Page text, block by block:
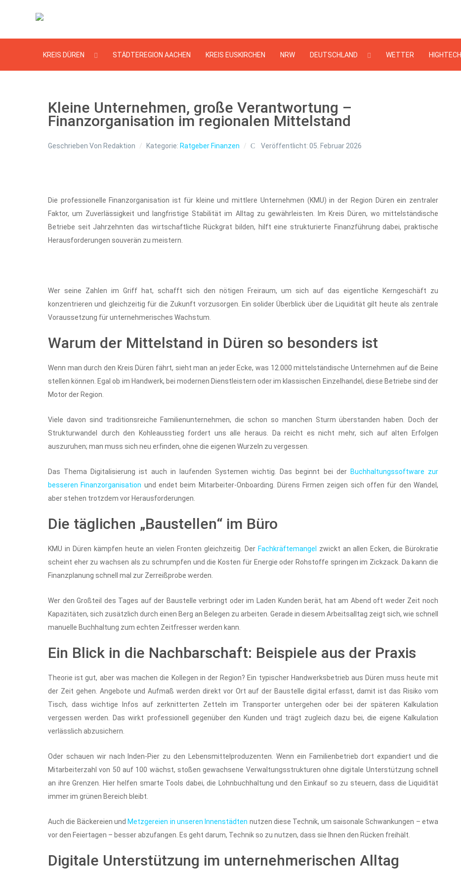
KREIS DÜREN STÄDTEREGION AACHEN KREIS EUSKIRCHEN NRW DEUTSCHLAND WETTER HIGHTECH
Kleine Unternehmen, große Verantwortung –
Finanzorganisation im regionalen Mittelstand
Geschrieben Von Redaktion Kategorie: Ratgeber Finanzen Veröffentlicht: 05. Februar 2026
Die professionelle Finanzorganisation ist für kleine und mittlere Unternehmen (KMU) in der Region Düren ein zentraler
Faktor, um Zuverlässigkeit und langfristige Stabilität im Alltag zu gewährleisten. Im Kreis Düren, wo mittelständische
Betriebe seit Jahrzehnten das wirtschaftliche Rückgrat bilden, hilft eine strukturierte Finanzführung dabei, praktische
Herausforderungen souverän zu meistern.
Wer seine Zahlen im Griff hat, schafft sich den nötigen Freiraum, um sich auf das eigentliche Kerngeschäft zu
konzentrieren und gleichzeitig für die Zukunft vorzusorgen. Ein solider Überblick über die Liquidität gilt heute als zentrale
Voraussetzung für unternehmerisches Wachstum.
Warum der Mittelstand in Düren so besonders ist
Wenn man durch den Kreis Düren fährt, sieht man an jeder Ecke, was 12.000 mittelständische Unternehmen auf die Beine
stellen können. Egal ob im Handwerk, bei modernen Dienstleistern oder im klassischen Einzelhandel, diese Betriebe sind der
Motor der Region.
Viele davon sind traditionsreiche Familienunternehmen, die schon so manchen Sturm überstanden haben. Doch der
Strukturwandel durch den Kohleausstieg fordert uns alle heraus. Da reicht es nicht mehr, sich auf alten Erfolgen
auszuruhen; man muss sich neu erfinden, ohne die eigenen Wurzeln zu vergessen.
Das Thema Digitalisierung ist auch in laufenden Systemen wichtig. Das beginnt bei der Buchhaltungssoftware zur
besseren Finanzorganisation und endet beim Mitarbeiter-Onboarding. Dürens Firmen zeigen sich offen für den Wandel,
aber stehen trotzdem vor Herausforderungen.
Die täglichen „Baustellen“ im Büro
KMU in Düren kämpfen heute an vielen Fronten gleichzeitig. Der Fachkräftemangel
zwickt an allen Ecken, die Bürokratie
scheint eher zu wachsen als zu schrumpfen und die Kosten für Energie oder Rohstoffe springen im Zickzack. Da kann die
Finanzplanung schnell mal zur Zerreißprobe werden.
Wer den Großteil des Tages auf der Baustelle verbringt oder im Laden Kunden berät, hat am Abend oft weder Zeit noch
Kapazitäten, sich zusätzlich durch einen Berg an Belegen zu arbeiten. Gerade in diesem Arbeitsalltag zeigt sich, wie schnell
manuelle Buchhaltung zum echten Zeitfresser werden kann.
Ein Blick in die Nachbarschaft: Beispiele aus der Praxis
Theorie ist gut, aber was machen die Kollegen in der Region? Ein typischer Handwerksbetrieb aus Düren muss heute mit
der Zeit gehen. Angebote und Aufmaß werden direkt vor Ort auf der Baustelle digital erfasst, damit ist das Risiko vom
Tisch, dass wichtige Infos auf zerknitterten Zetteln im Transporter untergehen oder bei der späteren Kalkulation
vergessen werden. Das wirkt professionell gegenüber den Kunden und trägt zugleich dazu bei, die eigene Kalkulation
verlässlich abzusichern.
Oder schauen wir nach Inden-Pier zu den Lebensmittelproduzenten. Wenn ein Familienbetrieb dort expandiert und die
Mitarbeiterzahl von 50 auf 100 wächst, stoßen gewachsene Verwaltungsstrukturen ohne digitale Unterstützung schnell
an ihre Grenzen. Hier helfen smarte Tools dabei, die Lohnbuchhaltung und den Einkauf so zu steuern, dass die Liquidität
immer im grünen Bereich bleibt.
Auch die Bäckereien und Metzgereien in unseren Innenstädten nutzen diese Technik, um saisonale Schwankungen – etwa
vor den Feiertagen – besser abzufangen. Es geht darum, Technik so zu nutzen, dass sie Ihnen den Rücken freihält.
Digitale Unterstützung im unternehmerischen Alltag